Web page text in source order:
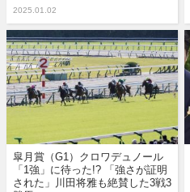
2025.01.02
皐月賞（G1）クロワデュノール
「1強」に待った!? 「強さが証明
された」川田将雅も絶賛した3戦3